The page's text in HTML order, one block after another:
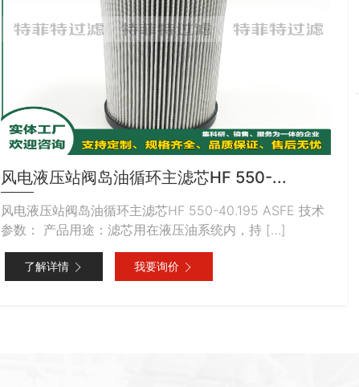
风电液压站阀岛油循环主滤芯HF 550-...
风电液压站阀岛油循环主滤芯HF 550-40.195 ASFE 技术
参数： 产品用途：滤芯用在液压油系统内，持 […]
了解详情 我要询价